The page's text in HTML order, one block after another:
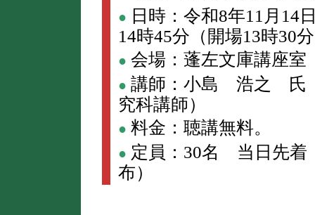
● 日時：令和8年11月14
14時45分（開場13時30
● 会場：蓬左文庫講座室
● 講師：小島 浩之 氏
究科講師）
● 料金：聴講無料。
● 定員：30名 当日先着
布）